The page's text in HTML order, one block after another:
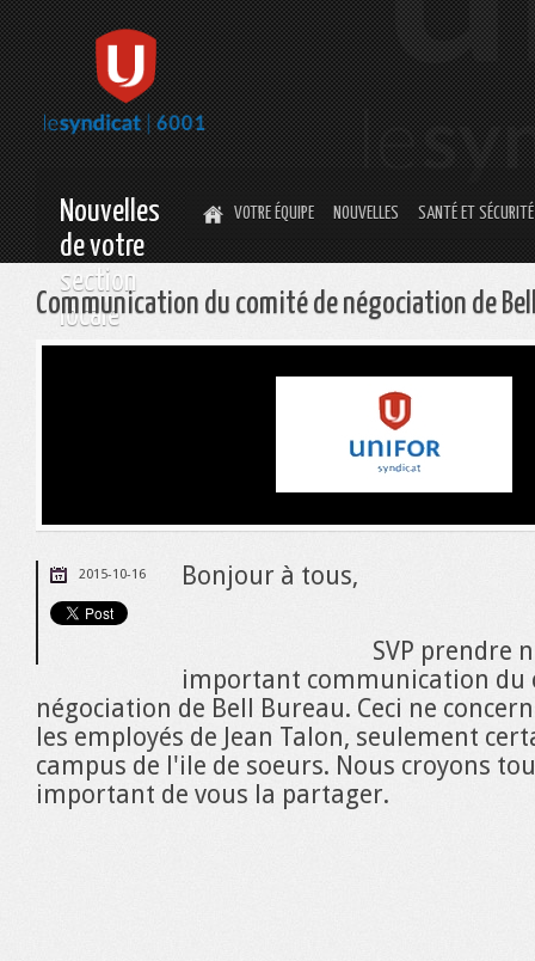
VOTRE ÉQUIPE NOUVELLES SANTÉ ET SÉCURITÉ
Nouvelles
de votre
section
locale
Communication du comité de négociation de
2015-10-16 Bonjour à tous,
SVP prendre
important communication du
négociation de Bell Bureau. Ceci ne
les employés de Jean Talon, seulement
campus de l'ile de soeurs. Nous croyons
important de vous la partager.